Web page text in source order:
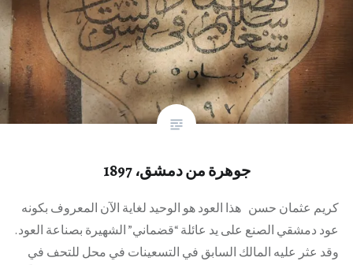
جوهرة من دمشق، 1897
كريم عثمان حسن هذا العود هو الوحيد لغاية الآن المعروف بكونه
عود دمشقي الصنع على يد عائلة “قضماني” الشهيرة بصناعة العود.
وقد عثر عليه المالك السابق في التسعينات في محل للتحف في